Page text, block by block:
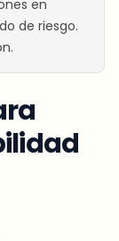
en
de riesgo.